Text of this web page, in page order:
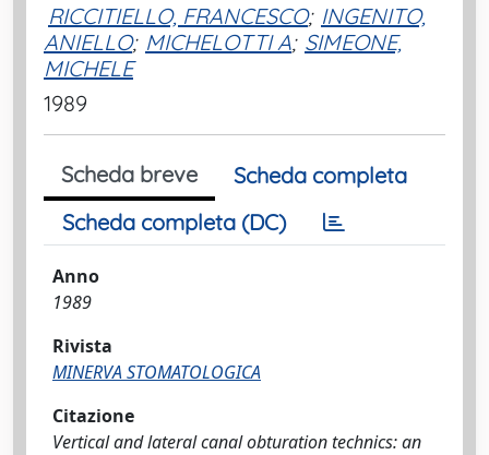
RICCITIELLO, FRANCESCO; INGENITO,
ANIELLO; MICHELOTTI A; SIMEONE,
MICHELE
1989
Scheda breve
Scheda completa
Scheda completa (DC)
Anno
1989
Rivista
MINERVA STOMATOLOGICA
Citazione
Vertical and lateral canal obturation technics: an